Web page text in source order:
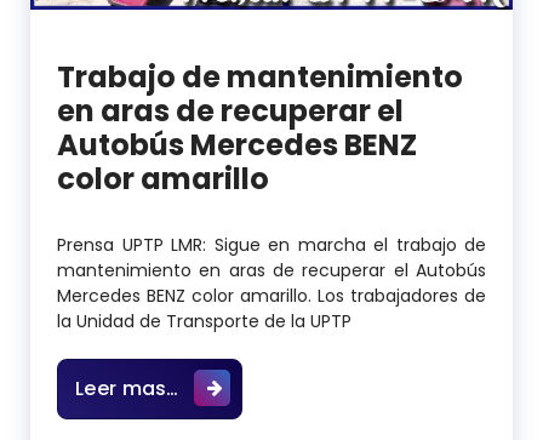
Trabajo de mantenimiento
en aras de recuperar el
Autobús Mercedes BENZ
color amarillo
Prensa UPTP LMR: Sigue en marcha el trabajo de
mantenimiento en aras de recuperar el Autobús
Mercedes BENZ color amarillo. Los trabajadores de
la Unidad de Transporte de la UPTP
Leer mas… Trabajo de mantenimiento en